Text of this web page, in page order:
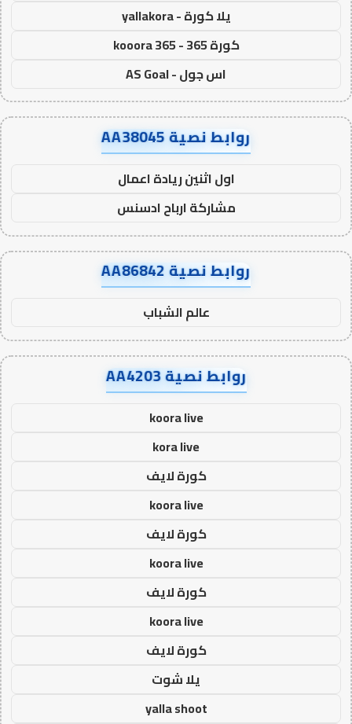
يلا كورة - yallakora
كورة 365 - kooora 365
اس جول - AS Goal
روابط نصية AA38045
اول اثنين ريادة اعمال
مشاركة ارباح ادسنس
روابط نصية AA86842
عالم الشباب
روابط نصية AA4203
koora live
kora live
كورة لايف
koora live
كورة لايف
koora live
كورة لايف
koora live
كورة لايف
يلا شوت
yalla shoot